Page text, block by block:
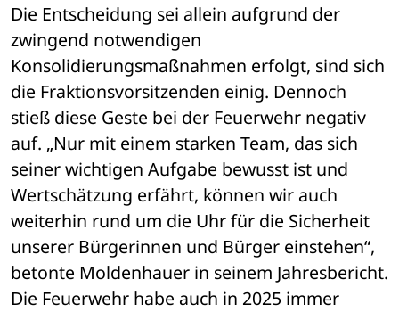
Die Entscheidung sei allein aufgrund der
zwingend notwendigen
Konsolidierungsmaßnahmen erfolgt, sind sich
die Fraktionsvorsitzenden einig. Dennoch
stieß diese Geste bei der Feuerwehr negativ
auf. „Nur mit einem starken Team, das sich
seiner wichtigen Aufgabe bewusst ist und
Wertschätzung erfährt, können wir auch
weiterhin rund um die Uhr für die Sicherheit
unserer Bürgerinnen und Bürger einstehen“,
betonte Moldenhauer in seinem Jahresbericht.
Die Feuerwehr habe auch in 2025 immer